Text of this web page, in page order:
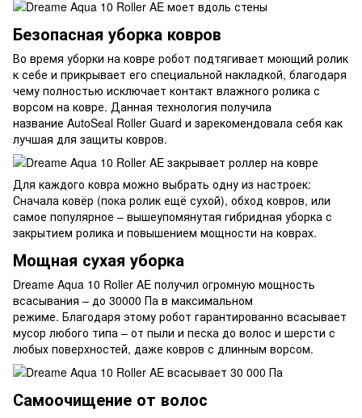
Безопасная уборка ковров
Во время уборки на ковре робот подтягивает моющий ролик
к себе и прикрывает его специальной накладкой, благодаря
чему полностью исключает контакт влажного ролика с
ворсом на ковре. Данная технология получила
название AutoSeal Roller Guard и зарекомендовала себя как
лучшая для защиты ковров.
Для каждого ковра можно выбрать одну из настроек:
Сначала ковёр (пока ролик ещё сухой), обход ковров, или
самое популярное – вышеупомянутая гибридная уборка с
закрытием ролика и повышением мощности на коврах.
Мощная сухая уборка
Dreame Aqua 10 Roller AE получил огромную мощность
всасывания – до 30000 Па в максимальном
режиме. Благодаря этому робот гарантированно всасывает
мусор любого типа – от пыли и песка до волос и шерсти с
любых поверхностей, даже ковров с длинным ворсом.
Самоочищение от волос